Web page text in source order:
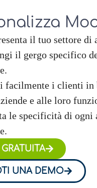
il tuo settore di
il gergo specifico
facilmente i clienti in
e alle loro
le specificità di ogni
UNA DEMO